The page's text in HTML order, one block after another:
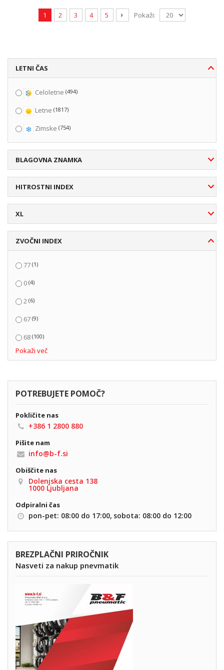
1 2 3 4 5 Pokaži:
LETNI ČAS
Celoletne (494)
Letne (1817)
Zimske (754)
BLAGOVNA ZNAMKA
HITROSTNI INDEX
XL
ZVOČNI INDEX
77 (1)
0 (4)
2 (6)
67 (9)
68 (100)
69 (321)
71 (704)
73 (360)
74 (73)
76 (6)
Pokaži več
POTREBUJETE POMOČ?
Pokličite nas
+386 1 2800 880
Pišite nam
info@b-f.si
Obiščite nas
Dolenjska cesta 138
1000 Ljubljana
Odpiralni čas
pon-pet: 08:00 do 17:00, sobota: 08:00 do 12:00
BREZPLAČNI PRIROČNIK
Nasveti za nakup pnevmatik